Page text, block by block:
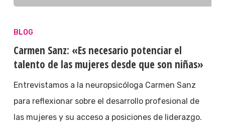
BLOG
Carmen Sanz: «Es necesario potenciar el
talento de las mujeres desde que son niñas»
Entrevistamos a la neuropsicóloga Carmen Sanz
para reflexionar sobre el desarrollo profesional de
las mujeres y su acceso a posiciones de liderazgo.